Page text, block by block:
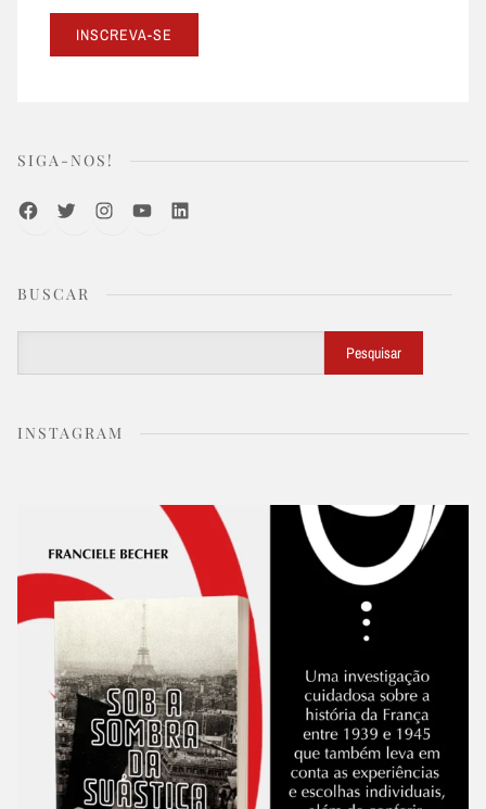
SIGA-NOS!
FacebookTwitterInstagramYoutubeLinkedIn
BUSCAR
Pesquisar
INSTAGRAM